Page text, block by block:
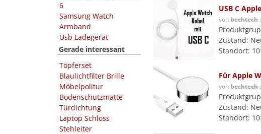
6
Samsung Watch
Armband
Usb Ladegerät
Gerade interessant
Töpferset
Blaulichtfilter Brille
Möbelpolitur
Bodenschutzmatte
Türdichtung
Laptop Schloss
Stehleiter
USB C
von bechtech
Zustand:
Standort:
Für Apple
von bechtech
Zustand:
Standort: